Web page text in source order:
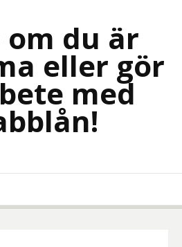
om du är
eller gör
med